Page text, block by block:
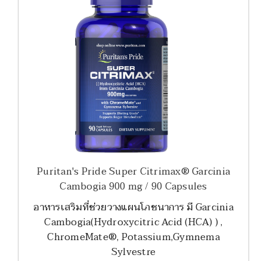
Puritan's Pride Super Citrimax® Garcinia
Cambogia 900 mg / 90 Capsules
อาหารเสริมที่ช่วยวางแผนโภชนาการ มี Garcinia
Cambogia(Hydroxycitric Acid (HCA) ) ,
ChromeMate®, Potassium,Gymnema
Sylvestre